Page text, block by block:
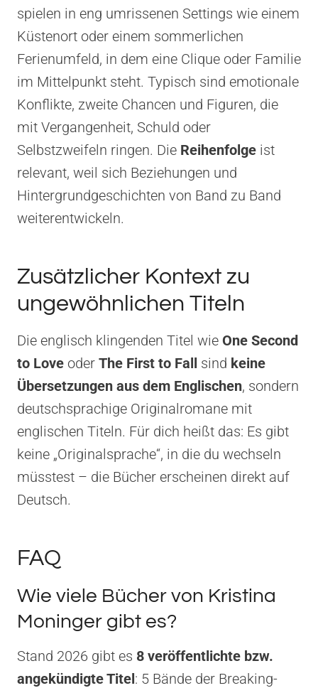
spielen in eng umrissenen Settings wie einem
Küstenort oder einem sommerlichen
Ferienumfeld, in dem eine Clique oder Familie
im Mittelpunkt steht. Typisch sind emotionale
Konflikte, zweite Chancen und Figuren, die
mit Vergangenheit, Schuld oder
Selbstzweifeln ringen. Die Reihenfolge ist
relevant, weil sich Beziehungen und
Hintergrundgeschichten von Band zu Band
weiterentwickeln.
Zusätzlicher Kontext zu
ungewöhnlichen Titeln
Die englisch klingenden Titel wie One Second
to Love oder The First to Fall sind keine
Übersetzungen aus dem Englischen, sondern
deutschsprachige Originalromane mit
englischen Titeln. Für dich heißt das: Es gibt
keine „Originalsprache“, in die du wechseln
müsstest – die Bücher erscheinen direkt auf
Deutsch.
FAQ
Wie viele Bücher von Kristina
Moninger gibt es?
Stand 2026 gibt es 8 veröffentlichte bzw.
angekündigte Titel: 5 Bände der Breaking-